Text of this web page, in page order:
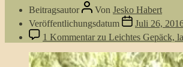
Beitragsautor Von Jesko Habert
Veröffentlichungsdatum
Juli 26,
1 Kommentarzu Leichtes Gepäck,